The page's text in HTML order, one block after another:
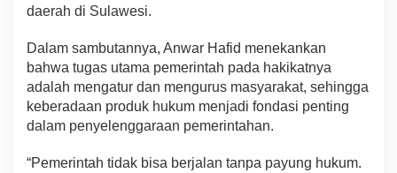
daerah di Sulawesi.
Dalam sambutannya, Anwar Hafid menekankan
bahwa tugas utama pemerintah pada hakikatnya
adalah mengatur dan mengurus masyarakat, sehingga
keberadaan produk hukum menjadi fondasi penting
dalam penyelenggaraan pemerintahan.
“Pemerintah tidak bisa berjalan tanpa payung hukum.